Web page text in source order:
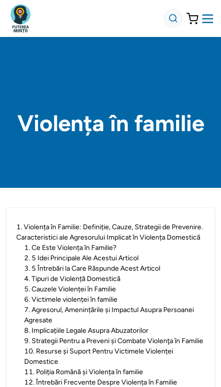
Violența în familie
1.Violența în Familie: Definiție, Cauze, Strategii de Prevenire.
Caracteristici ale Agresorului Implicat în Violența Domestică
1.Ce Este Violența în Familie?
2. 5 Idei Principale Ale Acestui Articol
3. 5 Întrebări la Care Răspunde Acest Articol
4.Tipuri de Violență Domestică
5.Cauzele Violenței în Familie
6.Victimele violenței în familie
7.Agresorul, Amenințările și Impactul Asupra Persoanei
Agresate
8. Implicațiile Legale Asupra Abuzatorilor
9. Strategii Pentru a Preveni și Combate Violenţa în Familie
10. Resurse și Suport Pentru Victimele Violenței
Domestice
11. Poliția Română și Violența în familie
12.Întrebări Frecvente Despre Violența în Familie